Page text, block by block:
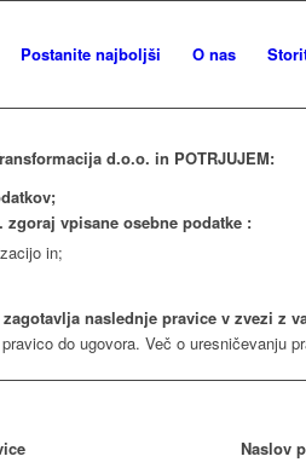
Postanite najboljši O nas
d.o.o. in POTRJUJEM:
vpisane osebne podatke :
in;
naslednje pravice v zvezi z
do ugovora. Več o uresničevanju
Naslov